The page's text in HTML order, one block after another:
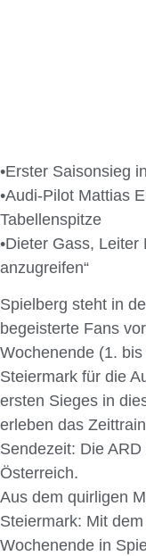
•Erster Saisonsieg
•Audi-Pilot Mattias
Tabellenspitze
•Dieter Gass, Leiter
anzugreifen“
Spielberg steht in
begeisterte Fans
Wochenende (1.
Steiermark für die
ersten Sieges in
erleben das
Sendezeit: Die
Österreich.
Aus dem quirligen
Steiermark: Mit
Wochenende in